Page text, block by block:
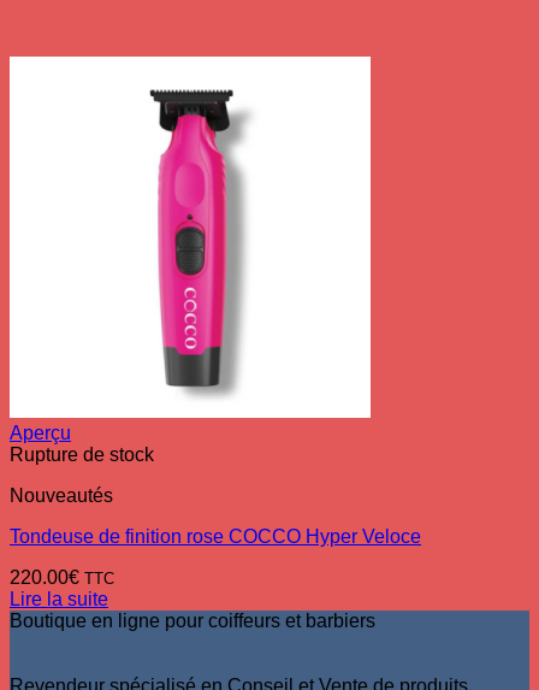
Aperçu
Rupture de stock
Nouveautés
Tondeuse de finition rose COCCO Hyper Veloce
220.00€ TTC
Lire la suite
Boutique en ligne pour coiffeurs et barbiers
Revendeur spécialisé en Conseil et Vente de produits,